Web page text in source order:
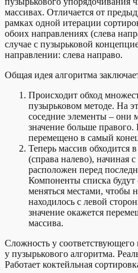
массивах. Отличается от
рамках одной итерации
обоих направлениях (слева
случае с пузырьковой
направлении: слева направо.
Общая идея алгоритма
Происходит обход
пузырьковом методе. На
соседние элементы – они
значение больше
перемещено в самый
Теперь массив обходится
(справа налево), начиная
расположен перед
Компоненты списка будут
меняться местами, чтобы
находилось с левой
значение окажется
массива.
Сложность у соответствующего
у пузырькового алгоритма.
Работает коктейльная